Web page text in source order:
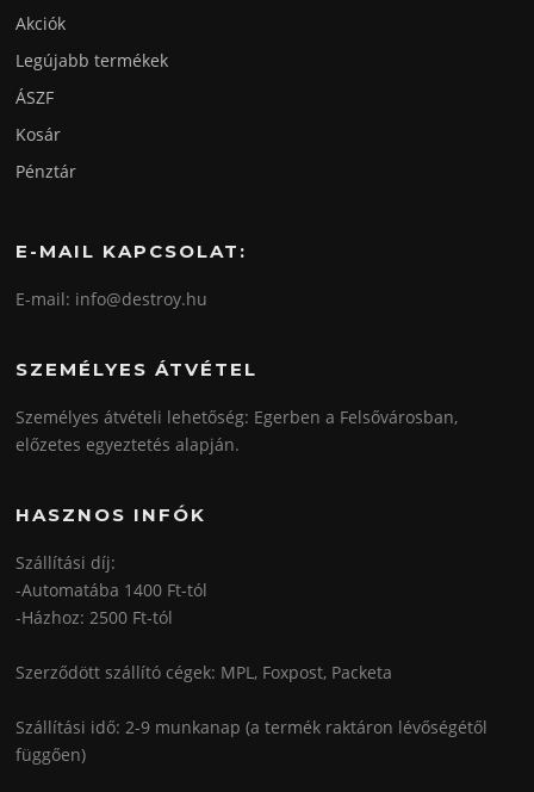
Akciók
Legújabb termékek
ÁSZF
Kosár
Pénztár
E-MAIL KAPCSOLAT:
E-mail: info@destroy.hu
SZEMÉLYES ÁTVÉTEL
Személyes átvételi lehetőség: Egerben a Felsővárosban,
előzetes egyeztetés alapján.
HASZNOS INFÓK
Szállítási díj:
-Automatába 1400 Ft-tól
-Házhoz: 2500 Ft-tól
Szerződött szállító cégek: MPL, Foxpost, Packeta
Szállítási idő: 2-9 munkanap (a termék raktáron lévőségétől
függően)